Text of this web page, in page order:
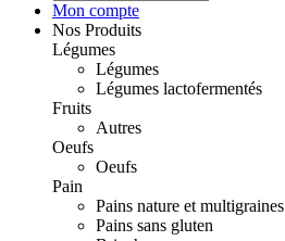
Mon compte
Nos Produits
Légumes
Légumes
Légumes lactofermentés
Fruits
Autres
Oeufs
Oeufs
Pain
Pains nature et multigraines
Pains sans gluten